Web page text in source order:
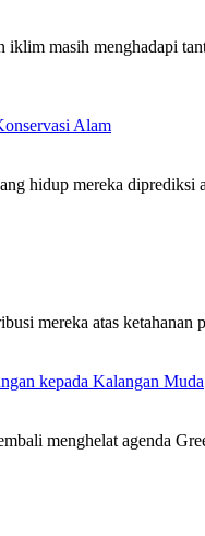
masih menghadapi
Alam
hidup mereka
mereka atas
kepada Kalangan Muda
menghelat agenda